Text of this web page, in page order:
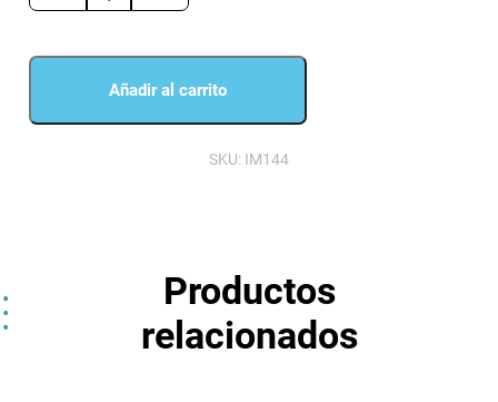
Silencer
1324101
Añadir al carrito
SKU: IM144
Productos
relacionados